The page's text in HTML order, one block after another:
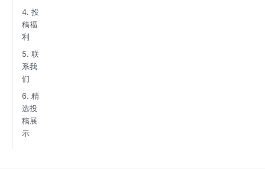
4. 投
稿福
利
5. 联
系我
们
6. 精
选投
稿展
示